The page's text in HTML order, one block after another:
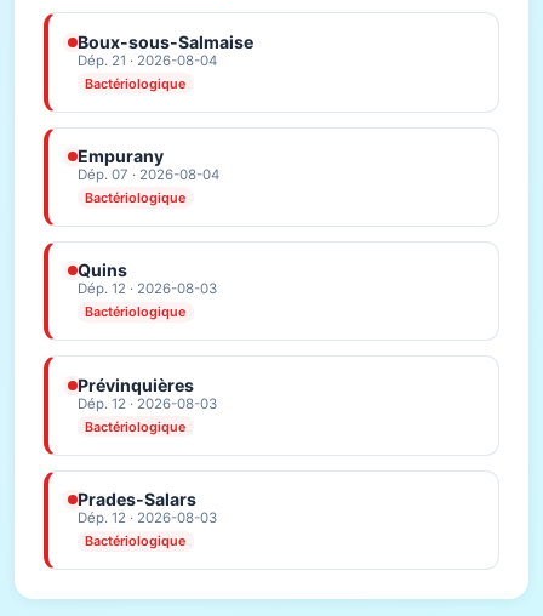
Boux-sous-Salmaise
Dép. 21 · 2026-08-04
Bactériologique
Empurany
Dép. 07 · 2026-08-04
Bactériologique
Quins
Dép. 12 · 2026-08-03
Bactériologique
Prévinquières
Dép. 12 · 2026-08-03
Bactériologique
Prades-Salars
Dép. 12 · 2026-08-03
Bactériologique